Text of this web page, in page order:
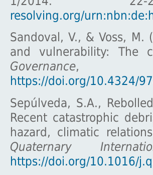
resolving.org/
Sandoval, V., & Voss, M.
and vulnerability: The
Governance
https://doi.org/10.4324/
Sepúlveda, S.A.,
Recent catastrophic
hazard, climatic
Quaternary
https://doi.org/10.1016/